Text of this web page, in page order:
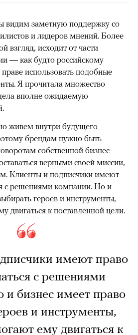
видим заметную поддержку со
и лидеров мнений. Более
взгляд, исходит от части
— как будто российскому
использовать подобные
Я прочитала множество
вполне ожидаемую
живем внутри будущего
брендам нужно быть
собственной бизнес-
верными своей миссии,
Клиенты и подписчики имеют
с решениями компании. Но и
героев и инструменты,
двигаться к поставленной цели.
имеют право
с решениями
бизнес имеет право
и инструменты,
ему двигаться к